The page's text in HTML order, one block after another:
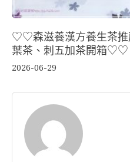
♡♡森滋養漢方養生茶推
葉茶、刺五加茶開箱♡♡
2026-06-29